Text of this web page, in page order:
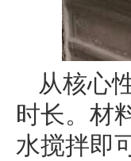
从核心
时长。材
水搅拌即